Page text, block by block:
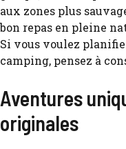
aux zones plus
bon repas en pleine
Si vous voulez
camping, pensez à
Aventures
originales